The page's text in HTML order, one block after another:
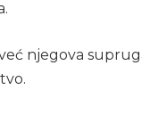
njegova